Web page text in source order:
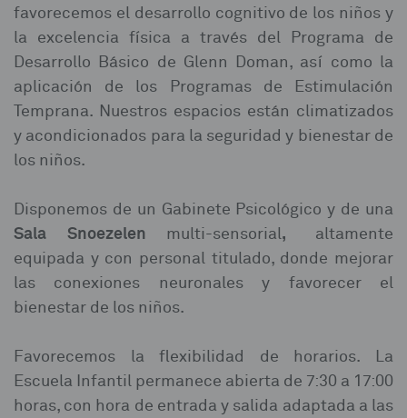
favorecemos el desarrollo cognitivo de los niños y
la excelencia física a través del Programa de
Desarrollo Básico de Glenn Doman, así como la
aplicación de los Programas de Estimulación
Temprana. Nuestros espacios están climatizados
y acondicionados para la seguridad y bienestar de
los niños.
Disponemos de un Gabinete Psicológico y de una
Sala Snoezelen multi-sensorial, altamente
equipada y con personal titulado, donde mejorar
las conexiones neuronales y favorecer el
bienestar de los niños.
Favorecemos la flexibilidad de horarios. La
Escuela Infantil permanece abierta de 7:30 a 17:00
horas, con hora de entrada y salida adaptada a las